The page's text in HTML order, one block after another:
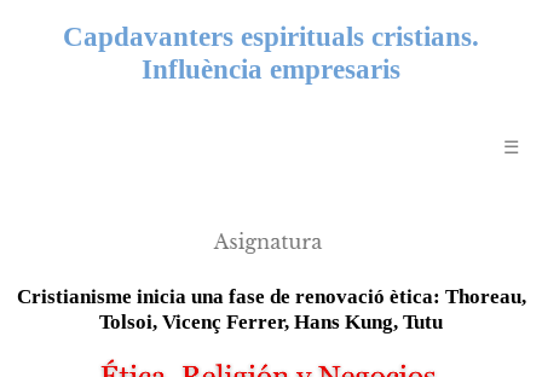
Capdavanters espirituals cristians.
Influència empresaris
☰
Cristianisme inicia una fase de renovació ètica: Thoreau,
Tolsoi, Vicenç Ferrer, Hans Kung, Tutu